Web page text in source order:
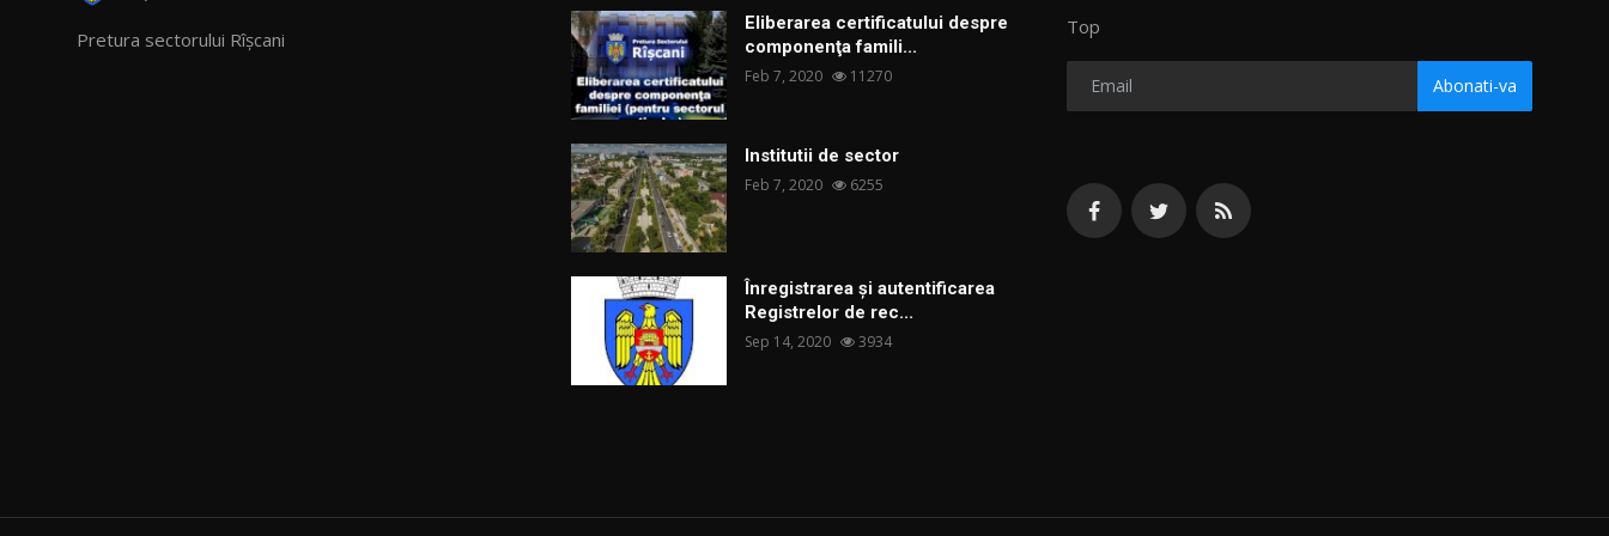
Pretura sectorului Rîșcani
Eliberarea certificatului despre
componenţa famili...
Feb 7, 2020 11270
Institutii de sector
Feb 7, 2020 6255
Înregistrarea și autentificarea
Registrelor de rec...
Sep 14, 2020 3934
Top
Abonati-va